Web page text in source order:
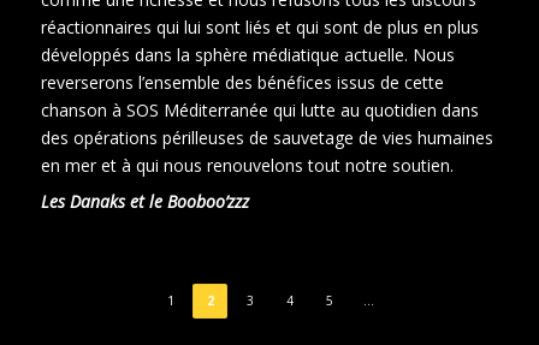
réactionnaires qui lui sont liés et qui sont de plus en plus
développés dans la sphère médiatique actuelle. Nous
reverserons l’ensemble des bénéfices issus de cette
chanson à SOS Méditerranée qui lutte au quotidien dans
des opérations périlleuses de sauvetage de vies humaines
en mer et à qui nous renouvelons tout notre soutien.
Les Danaks et le Booboo’zzz
1 2 3 4 5 …